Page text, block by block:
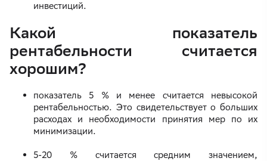
инвестиций.
Какой показатель
рентабельности считается
хорошим?
показатель 5 % и менее считается невысокой
рентабельностью. Это свидетельствует о больших
расходах и необходимости принятия мер по их
минимизации.
5-20 % считается средним значением,